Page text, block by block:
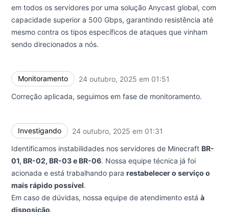
em todos os servidores por uma solução Anycast global, com
capacidade superior a 500 Gbps, garantindo resistência até
mesmo contra os tipos específicos de ataques que vinham
sendo direcionados a nós.
Monitoramento 24 outubro, 2025 em 01:51
Correção aplicada, seguimos em fase de monitoramento.
Investigando 24 outubro, 2025 em 01:31
Identificamos instabilidades nos servidores de Minecraft BR-
01, BR-02, BR-03 e BR-06. Nossa equipe técnica já foi
acionada e está trabalhando para restabelecer o serviço o
mais rápido possível.
Em caso de dúvidas, nossa equipe de atendimento está à
disposição.